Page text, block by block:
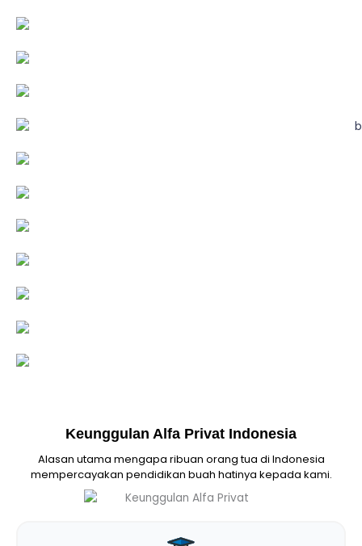
Keunggulan Alfa Privat Indonesia
Alasan utama mengapa ribuan orang tua di Indonesia
mempercayakan pendidikan buah hatinya kepada kami.